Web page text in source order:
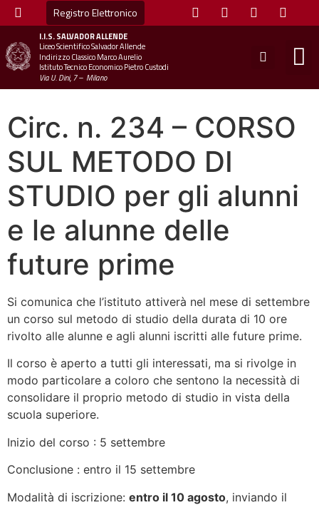
Registro Elettronico
I.I.S.SALVADOR ALLENDE
Liceo Scientifico Salvador Allende
Indirizzo Classico Marco Aurelio
Istituto Tecnico Economico Pietro Custodi
Via U. Dini, 7 – Milano
Circ. n. 234 – CORSO
SUL METODO DI
STUDIO per gli alunni
e le alunne delle
future prime
Si comunica che l’istituto attiverà nel mese di settembre
un corso sul metodo di studio della durata di 10 ore
rivolto alle alunne e agli alunni iscritti alle future prime.
Il corso è aperto a tutti gli interessati, ma si rivolge in
modo particolare a coloro che sentono la necessità di
consolidare il proprio metodo di studio in vista della
scuola superiore.
Inizio del corso : 5 settembre
Conclusione : entro il 15 settembre
Modalità di iscrizione: entro il 10 agosto, inviando il